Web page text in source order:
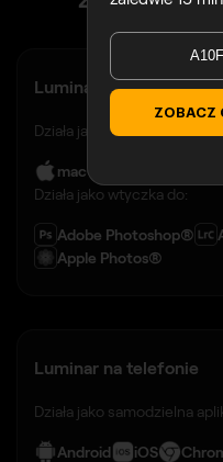
Luminar na komputerze
Działa jako samodzielna
macOS
Działa jako wtyczka do:
Adobe Photoshop®
Apple Photos®
Luminar na telefonie
Działa jako samodzielna
Android iOS
ZOBACZ